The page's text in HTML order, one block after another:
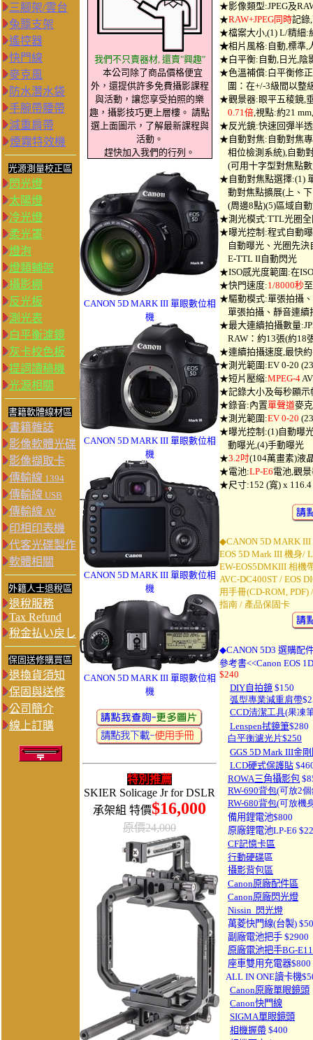
三腳架/雲台
兔籠支架
遙控器
快門線
麥克風
防水潛水袋
手腕帶腰帶
減重肩帶
煙霧特效機
光源測量校正區
閃光燈
太陽燈
冷光燈
柔光罩
燈泡
燈類輔架
攝影棚
反光板
測光表
白平衡濾鏡
灰卡校色板
提詞讀稿機
光源相關
書籍軟體線材區
書籍雜誌
影像軟體光碟
影像擷取卡
傳輸線 1394
傳輸線 USB
傳輸線 AV
印相印表機
代客光碟製作
軟體相關
外籍人士退稅區
退稅服務
Tax Refund
稅金払い戻し
保固送修購買區
退換貨須知
保固與送修
公司簡介
線上訂購
我們不只賣器材, 還賣"興趣"
本公司除了商品價格便宜
外，還提供許多免費攝影課程
與活動，讓您享受拍照的樂
趣，攝影技巧更上層樓。 請點
選上面圖示，了解最新課程與
活動。
趕快加入我們的行列。
CANON 5D MARK III 單眼數位相
機
CANON 5D MARK III 單眼數位相
機
CANON 5D MARK III 單眼數位相
機
CANON 5D MARK III 單眼數位相
機
特別推薦
SKIER Solicage Jr for DSLR
承架組 特價$16,000
原價24,000
★影像類型:JPEG及
★RAW+JPEG同時記錄
★檔案大小,(1) L/精細:
★相片風格:自動,標準,
★白平衡:自動,日光,陰
★色溫補償:白平衡修
圍：在+/-3級間以整
★觀景器:眼平五稜鏡,
0.71倍,視點:約21
★反光鏡:快速回彈半
★自動對焦:自動對焦
相位檢測系統),自動
(可用十字型對焦點
★自動對焦點選擇:(1)
動對焦點擴展(上、
(周邊8點)(5)區域自
★測光模式:TTL光圈全
★曝光控制:程式自動
自動曝光、光圈先決
E-TTL II自動閃光
★ISO感光度範圍:在
★快門速度:1/8000秒
★驅動模式:單張拍攝
單張拍攝、靜音連續
★最大連續拍攝數量
RAW：約13張(約18
★連續拍攝速度,最快約
★測光範圍:EV 0-20
★短片壓縮:MPEG-4
★記錄大小及每秒顯示
★錄音:內置單聲道麥
★測光範圍:EV 0-20
★曝光控制:(1)自動曝
動曝光,(4)手動曝光
★3.2吋(104萬畫素)液
★電池:LP-E6電池,觀
★尺寸:152 (寬) x 116.4
◆CANON 5D MARK III
EOS 5D Mark III 機身/
EW-EOS5DMKIII 相機
AVC-DC400ST / EOS
用手冊(CD-ROM,
指南 / 產品保固卡
◆CANON 5D3 選購配
參考書<<Canon EOS
$240
DIY自拍鏡 $150
弧型專業減重肩帶
CCD清潔工具(果凍
Lenspen拭鏡筆$280
白平衡濾光片$250
GGS 5D Mark III金剛
LCD硬式保護貼
ROWA三角攝影包
RW-690背包(可放2
RW-680背包(可放機
備用鋰電池$800
原廠鋰電池LP-E6
CF記憶卡區
行動硬碟區
攝影背包區
Canon原廠配件區
Canon原廠閃光燈
Nissin 閃光燈
萬菱快門線(台製)
副廠電池把手 $2900
原廠電池把手BG-E11
座車雙用充電器$800
ALL IN ONE讀卡機
Canon原廠單眼鏡頭
Canon快門線
SIGMA單眼鏡頭
相機握帶 $400